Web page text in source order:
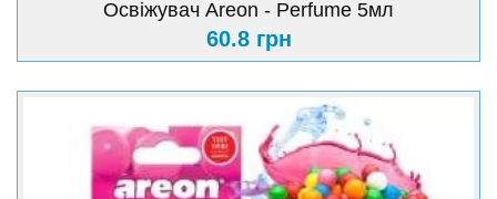
Освіжувач Areon - Perfume 5мл
60.8 грн